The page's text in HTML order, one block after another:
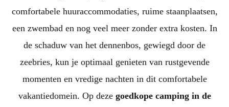
comfortabele huuraccommodaties, ruime staanplaatsen,
een zwembad en nog veel meer zonder extra kosten. In
de schaduw van het dennenbos, gewiegd door de
zeebries, kun je optimaal genieten van rustgevende
momenten en vredige nachten in dit comfortabele
vakantiedomein. Op deze goedkope camping in de